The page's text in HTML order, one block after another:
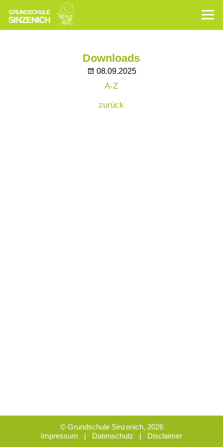
Downloads
08.09.2025
A-Z
zurück
© Grundschule Sinzenich, 2026
Impressum | Datenschutz | Disclaimer